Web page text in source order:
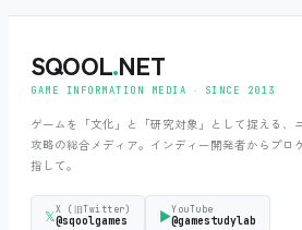
SQOOL.NET
GAME INFORMATION MEDIA ‧ SINCE 2013
ゲームを「文化」と「研究対象」として捉える、
攻略の総合メディア。インディー開発者からプロ
指して。
𝕏X (旧Twitter)
@sqoolgames ▶YouTube
@gamestudylab